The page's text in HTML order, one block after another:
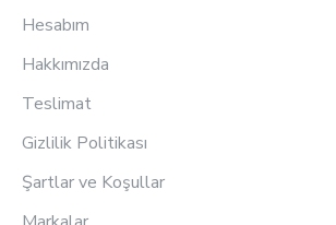
Hesabım
Hakkımızda
Teslimat
Gizlilik Politikası
Şartlar ve Koşullar